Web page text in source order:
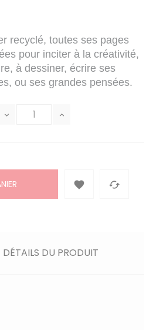
recyclé, toutes ses pages
pour inciter à la créativité,
à dessiner, écrire ses
ou ses grandes pensées.
 
DÉTAILS DU PRODUIT